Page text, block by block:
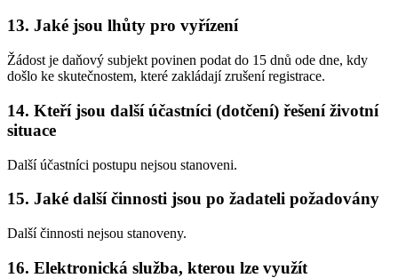
13. Jaké jsou lhůty pro vyřízení
Žádost je daňový subjekt povinen podat do 15 dnů ode dne, kdy
došlo ke skutečnostem, které zakládají zrušení registrace.
14. Kteří jsou další účastníci (dotčení) řešení životní
situace
Další účastníci postupu nejsou stanoveni.
15. Jaké další činnosti jsou po žadateli požadovány
Další činnosti nejsou stanoveny.
16. Elektronická služba, kterou lze využít